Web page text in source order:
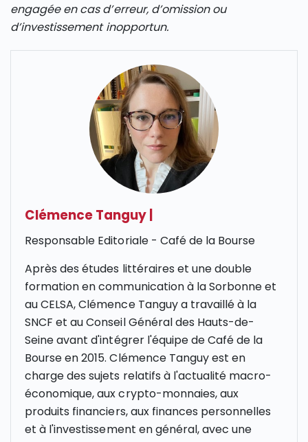
engagée en cas d’erreur, d’omission ou
d’investissement inopportun.
Clémence Tanguy
Responsable Editoriale - Café de la Bourse
Après des études littéraires et une double
formation en communication à la Sorbonne et
au CELSA, Clémence Tanguy a travaillé à la
SNCF et au Conseil Général des Hauts-de-
Seine avant d'intégrer l'équipe de Café de la
Bourse en 2015. Clémence Tanguy est en
charge des sujets relatifs à l'actualité macro-
économique, aux crypto-monnaies, aux
produits financiers, aux finances personnelles
et à l'investissement en général, avec une